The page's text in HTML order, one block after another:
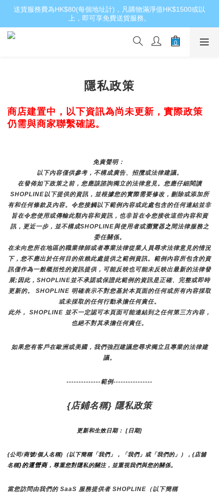
送貨服務費為HK$80(每個地址計)，凡購物滿淨值HK$1500或以
上，即可享免費送貨服務。
隱私政策
商店建置中，以下資訊為尚未更新，實際政策
仍需與商家聯繫確認。
免責聲明：
以下內容僅供參考，不構成廣告、招攬或法律建議。
在發佈如下政策之前，您應該諮詢獨立的法律意見。您應仔細閱讀
SHOPLINE以下提供的資訊，並根據您的實際需要修改，刪除或添加所
有和任何條款及內容。令您接觸以下範例內容或此處包含的任何連結並非
旨在令您使用或傳輸此類內容和資訊，也非旨在令您接收這些內容和資
訊，更近一步，並不構成SHOPLINE與使用者或瀏覽器之間法律服務之
委任關係。
在未向您所在地區的職業律師或者專業法律從業人員尋求法律意見的情況
下，您不應出於任何目的依賴此處提供之範例資訊。範例內容所包含的資
訊僅作為一般概括性的資訊提供，可能反映也可能未反映出最新的法律發
展;因此，SHOPLINE並不承諾或保證此範例的資訊是正確、完整或即時
更新的。 SHOPLINE 明確表示不對您基於本頁面的任何或所有內容採取
或未採取的任何行動承擔任何責任。
此外， SHOPLINE 並不一定認可本頁面可能連結到之任何第三方內容，
也絕不對其承擔任何責任。
如果您有客戶在歐洲或美國，我們強烈建議您尋求獨立且專業的法律建
議。
--------------範例----------------
{店鋪名稱} 隱私政策
更新和生效日期： [日期]
{公司/商號/個人名稱}（以下簡稱「我們」，「我們」或「我們的」），{店舖
名稱}的運營商，尊重您對隱私的關注，並重視我們與您的關係。
當您訪問由我們的 SaaS 服務提供者 SHOPLINE（以下簡稱